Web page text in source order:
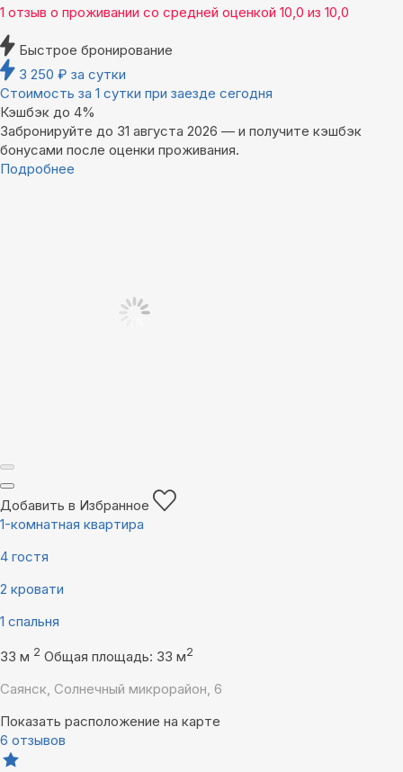
1 отзыв о проживании со средней оценкой 10,0 из 10,0
Быстрое бронирование
3 250 ₽ за сутки
Стоимость за 1 сутки при заезде сегодня
Кэшбэк до 4%
Забронируйте до 31 августа 2026 — и получите кэшбэк
бонусами после оценки проживания.
Подробнее
Добавить в Избранное
1-комнатная квартира
4 гостя
2 кровати
1 спальня
33 м 2 Общая площадь: 33 м2
Саянск, Солнечный микрорайон, 6
Показать расположение на карте
6 отзывов